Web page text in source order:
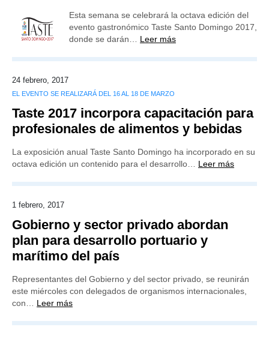
Esta semana se celebrará la octava edición del
evento gastronómico Taste Santo Domingo 2017,
donde se darán… Leer más
24 febrero, 2017
EL EVENTO SE REALIZARÁ DEL 16 AL 18 DE MARZO
Taste 2017 incorpora capacitación para
profesionales de alimentos y bebidas
La exposición anual Taste Santo Domingo ha incorporado en su
octava edición un contenido para el desarrollo… Leer más
1 febrero, 2017
Gobierno y sector privado abordan
plan para desarrollo portuario y
marítimo del país
Representantes del Gobierno y del sector privado, se reunirán
este miércoles con delegados de organismos internacionales,
con… Leer más